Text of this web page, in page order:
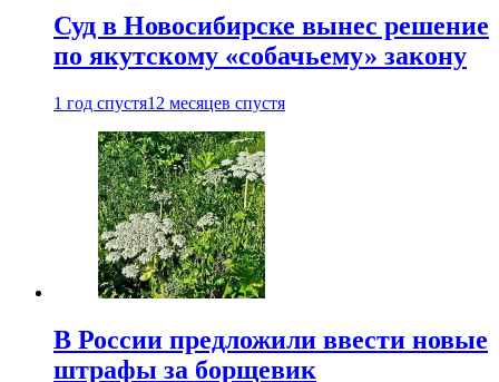
Суд в Новосибирске вынес решение
по якутскому «собачьему» закону
1 год спустя12 месяцев спустя
В России предложили ввести новые
штрафы за борщевик